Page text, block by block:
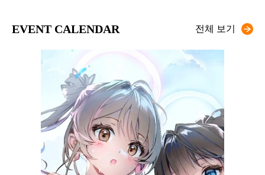
EVENT CALENDAR 전체 보기